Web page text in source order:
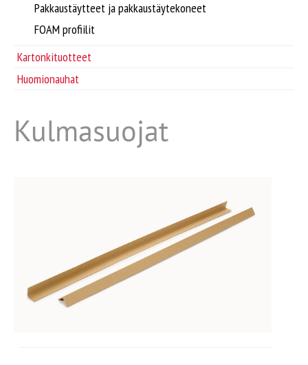
Tarrat ja laput
Tarvikkeet
Pakkaustäytteet ja pakkaustäytekoneet
FOAM profiilit
Kartonkituotteet
Huomionauhat
Kulmasuojat